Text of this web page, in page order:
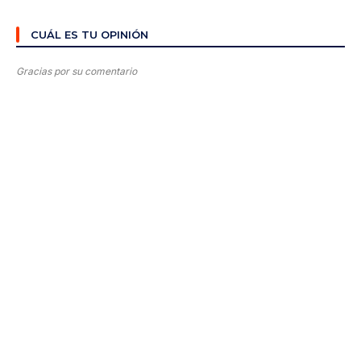
CUÁL ES TU OPINIÓN
Gracias por su comentario